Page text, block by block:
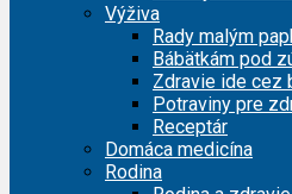
Výživa
Rady malým
Bábätkám pod
Zdravie ide cez
Potraviny pre
Receptár
Domáca medicína
Rodina